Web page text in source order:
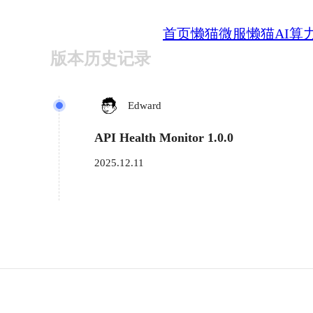
首页懒猫微服懒猫AI算
版本历史记录
Edward
API Health Monitor 1.0.0
2025.12.11